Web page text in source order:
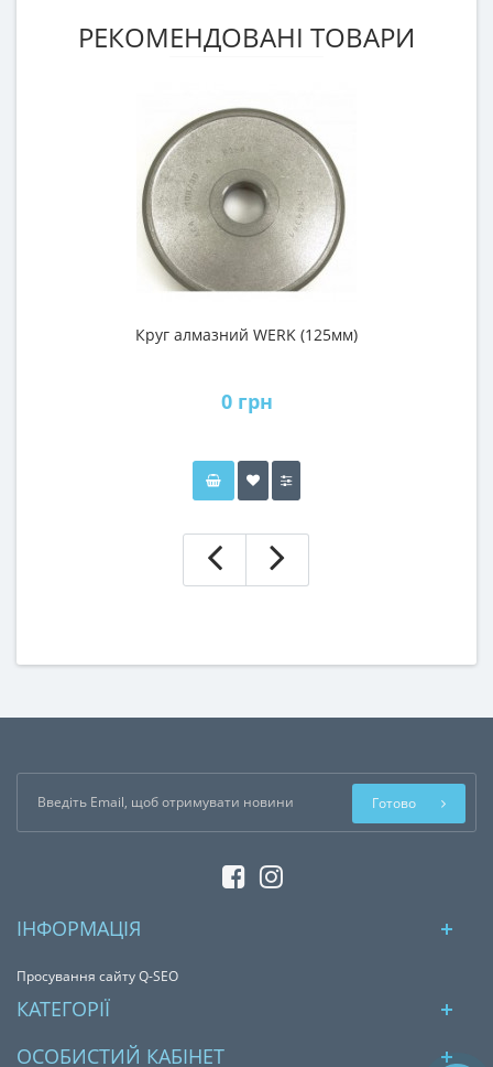
РЕКОМЕНДОВАНІ ТОВАРИ
Круг алмазний WERK (125мм)
0 грн
Готово
ІНФОРМАЦІЯ
Просування сайту Q-SEO
КАТЕГОРІЇ
ОСОБИСТИЙ КАБІНЕТ